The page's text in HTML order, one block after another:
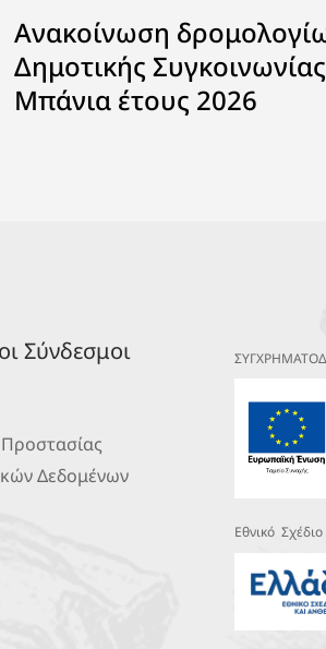
Ανακοίνωση
Δημοτικής
Μπάνια έτους 2026
Σύνδεσμοι
Προστασίας
Δεδομένων
Εθνικό